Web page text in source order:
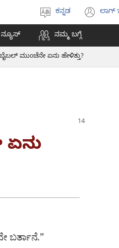
ಭಾಷೆಯನ್ನು
ಮಾಡಿ
ಕನ್ನಡ ಲಾಗ್
ನ್ಯೂಸ್‌ ನಮ್ಮ ಬಗ್ಗೆ
ಮುಂಚೆನೇ ಏನು ಹೇಳಿತ್ತು?
ಏನು
ಬರ್ತಾನೆ.”